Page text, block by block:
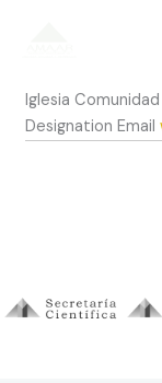
Iglesia
Designation Email